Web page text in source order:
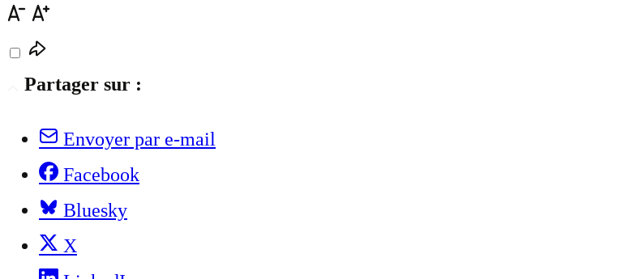
Partager sur :
Envoyer par e-mail
Facebook
Bluesky
X